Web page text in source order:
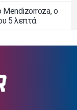
ο
5 λεπτά.